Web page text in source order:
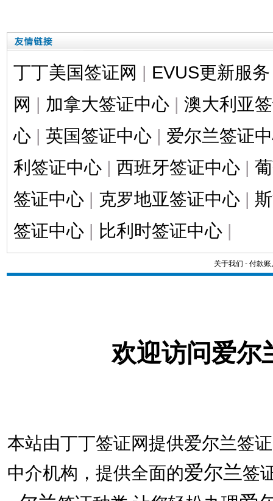
丁丁美国签证网 | EVUS更新服务
网 | 加拿大签证中心 | 澳大利亚
心 | 英国签证中心 | 爱尔兰签证
利签证中心 | 西班牙签证中心 |
签证中心 | 克罗地亚签证中心 |
签证中心 | 比利时签证中心 |
关于我们 - 付款账
欢迎访问爱尔
本站由丁丁签证网提供爱尔兰签
中介机构，提供全面的爱尔兰签